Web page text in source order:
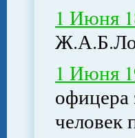
1 Июня
1 Июня
офицера
человек